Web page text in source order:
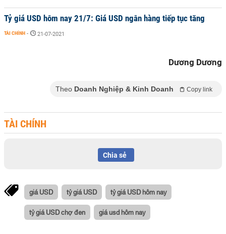
Tỷ giá USD hôm nay 21/7: Giá USD ngân hàng tiếp tục tăng
TÀI CHÍNH - 21-07-2021
Dương Dương
Theo Doanh Nghiệp & Kinh Doanh Copy link
TÀI CHÍNH
Chia sẻ
giá USD tỷ giá USD tỷ giá USD hôm nay
tỷ giá USD chợ đen giá usd hôm nay